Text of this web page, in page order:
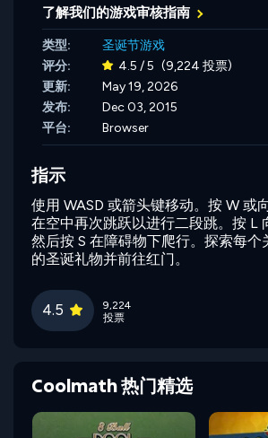
了解我们的游戏审核指南
类型:
圣诞节游戏
评分:
4.5 / 5 (9,224 投票)
更新:
May 19, 2026
发布:
Dec 03, 2015
平台:
Browser
指示
使用 WASD 或箭头键移动。按 W 或
在空中再次跳跃以进行二段跳。按 L
然后按 S 在障碍物下爬行。探索每个
的圣诞礼物并前往红门。
4.5
9,224
投票
Coolmath 热门精选